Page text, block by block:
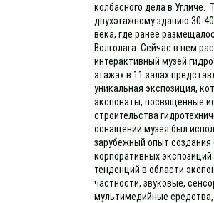
колбасного дела в Угличе.
двухэтажному зданию 30-
века, где ранее
Волголага. Сейчас в нем
интерактивный музей
этажах в 11 залах
уникальная экспозиция,
экспонаты, посвященные
строительства
оснащении музея был
зарубежный опыт создания
корпоративных
тенденций в области
частности, звуковые,
мультимедийные